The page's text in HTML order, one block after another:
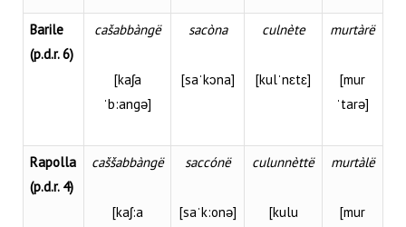
Barile
(p.d.r. 6)
cašabbàngë
[kaʃa
ˈb:angə]
sacòna
[saˈkɔna]
culnète
[kulˈnɛtɛ]
murtàrë
[mur
ˈtarə]
Rapolla
(p.d.r. 4)
caššabbàngë
[kaʃ:a
saccónë
[saˈk:onə]
culunnèttë
[kulu
murtàlë
[mur